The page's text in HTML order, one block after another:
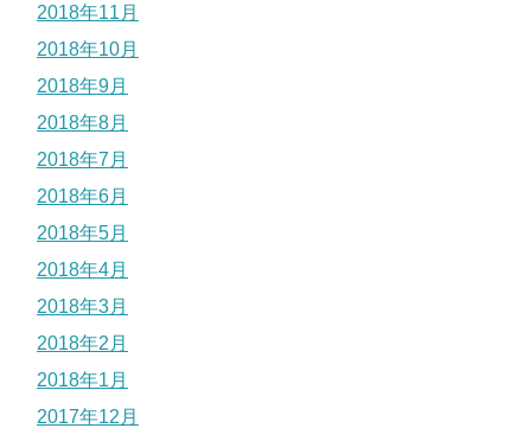
2018年11月
2018年10月
2018年9月
2018年8月
2018年7月
2018年6月
2018年5月
2018年4月
2018年3月
2018年2月
2018年1月
2017年12月